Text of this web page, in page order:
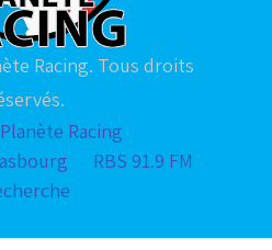
Racing. Tous droits
Planète Racing
RBS 91.9 FM